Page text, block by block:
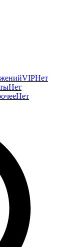
VIPНет
Нет
Нет